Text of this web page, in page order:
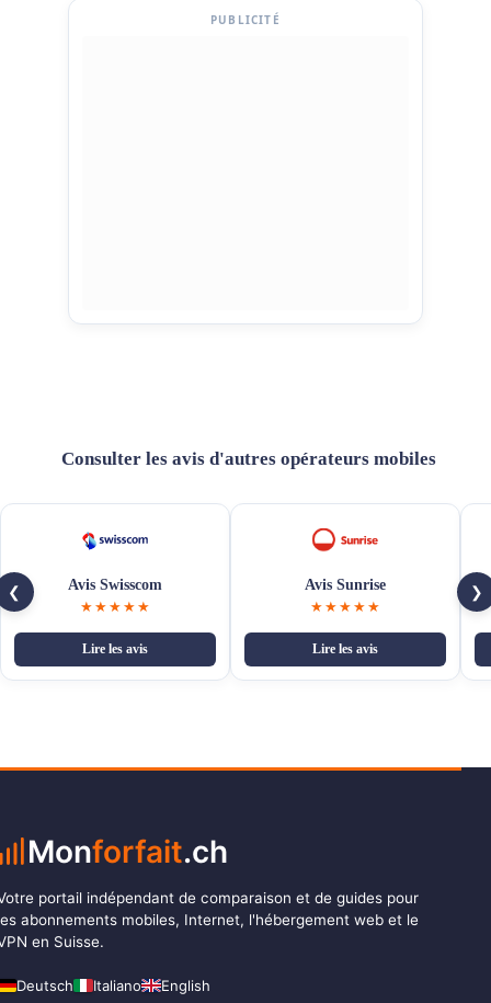
PUBLICITÉ
Consulter les avis d'autres opérateurs mobiles
❮
Avis Swisscom
★★★★★
Lire les avis
Avis Sunrise
★★★★★
Lire les avis
❯
Monforfait.ch
portail indépendant de comparaison et de guides pour
abonnements mobiles, Internet, l'hébergement web et le
en Suisse.
Deutsch Italiano English